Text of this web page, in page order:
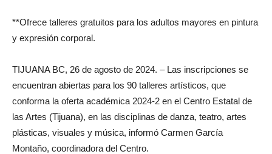
**Ofrece talleres gratuitos para los adultos mayores en pintura
y expresión corporal.
TIJUANA BC, 26 de agosto de 2024. – Las inscripciones se
encuentran abiertas para los 90 talleres artísticos, que
conforma la oferta académica 2024-2 en el Centro Estatal de
las Artes (Tijuana), en las disciplinas de danza, teatro, artes
plásticas, visuales y música, informó Carmen García
Montaño, coordinadora del Centro.